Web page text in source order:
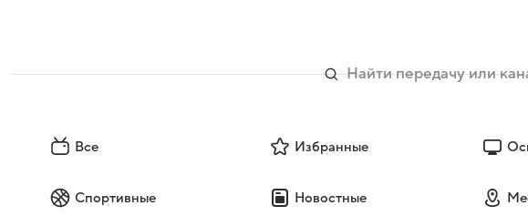
Все Избранные
Спортивные Новостные